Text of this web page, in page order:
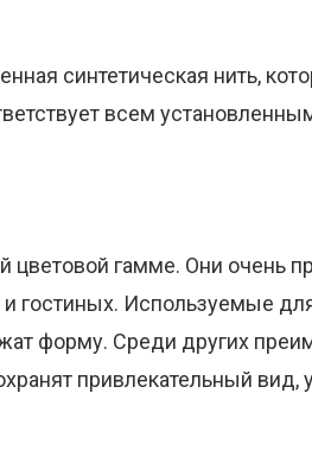
синтетическая нить,
всем
гамме. Они очень
Используемые
форму. Среди других
привлекательный